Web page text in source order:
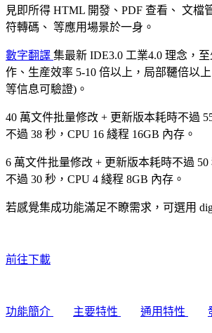
見即所得 HTML 開發、PDF 查看、 文檔
符轉碼、 等應用場景於一身。
數字翻譯 集最新 IDE3.0 工業4.0 理念，
作、生産效率 5-10 倍以上，局部韆倍以
等信息可驗證)。
40 萬文件批量修改 + 更新版本耗時不過
不過 38 秒，CPU 16 綫程 16GB 內存。
6 萬文件批量修改 + 更新版本耗時不過
不過 30 秒，CPU 4 綫程 8GB 內存。
若感覺集成功能滿足不瞭需求，可選用
前往下載
功能簡介 主要特性 通用特性